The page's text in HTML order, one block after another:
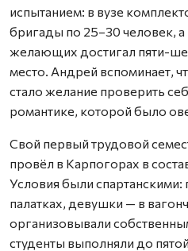
испытанием: в вузе
бригады по 25–30 человек,
желающих достигал пяти-
место. Андрей вспоминает,
стало желание проверить
романтике, которой было
Свой первый трудовой
провёл в Карпогорах в
Условия были спартанскими:
палатках, девушки — в
организовывали
студенты выполняли до